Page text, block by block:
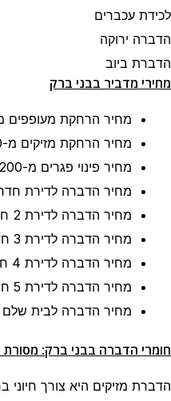
לכידת עכברים
הדברה ירוקה
הדברת ביוב
מחירי מדביר בבני ברק
מחיר הרחקת מעופפים
מחיר הרחקת מזיקים מ-100 ₪
מחיר פינוי פגרים מ-200 ₪
מחיר הדברה לדירת
מחיר הדברה לדירת 2 חדרים
מחיר הדברה לדירת 3 חדרים
מחיר הדברה לדירת 4 חדרים
מחיר הדברה לדירת 5 חדרים
מחיר הדברה לבית שלם
חומרי הדברה בבני ברק: מסורת
הדברת מזיקים היא צורך חיוני